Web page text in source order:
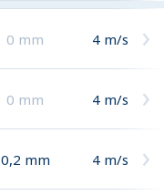
0 mm 4 m/s
0 mm 4 m/s
0,2 mm 4 m/s